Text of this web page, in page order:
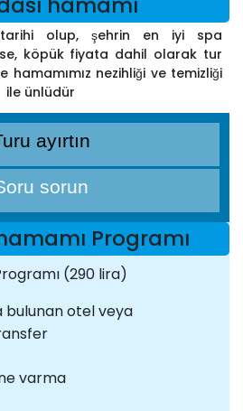
tarihi olup, şehrin en iyi spa
köpük fiyata dahil olarak tur
hamamımız nezihliği ve temizliği
ile ünlüdür
ayırtın
sorun
Programı
(290 lira)
bulunan otel veya
varma